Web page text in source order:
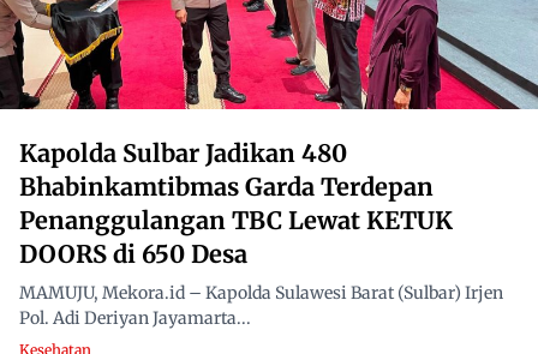
Kapolda Sulbar Jadikan 480
Bhabinkamtibmas Garda Terdepan
Penanggulangan TBC Lewat KETUK
DOORS di 650 Desa
MAMUJU, Mekora.id – Kapolda Sulawesi Barat (Sulbar) Irjen
Pol. Adi Deriyan Jayamarta...
Kesehatan